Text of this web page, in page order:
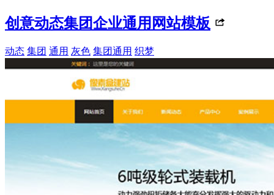
创意动态集团企业通用网站模板
动态 集团 通用 灰色 集团通用 织梦